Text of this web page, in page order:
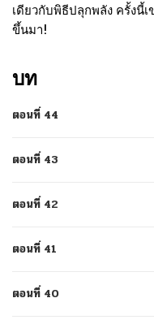
เดียวกับพิธีปลุกพลัง ครั้งนี้
ขึ้นมา!
บท
ตอนที่ 44
ตอนที่ 43
ตอนที่ 42
ตอนที่ 41
ตอนที่ 40